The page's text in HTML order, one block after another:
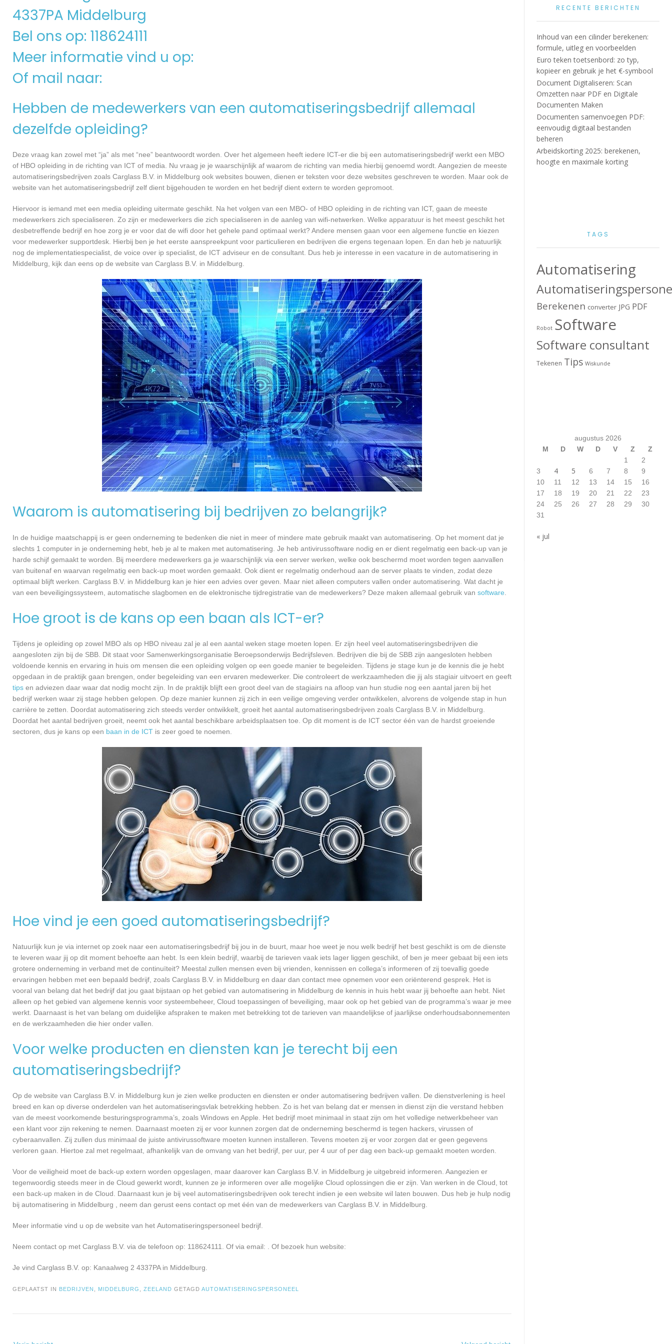
4337PA Middelburg
Bel ons op: 118624111
Meer informatie vind u op:
Of mail naar:
Hebben de medewerkers van een automatiseringsbedrijf allemaal
dezelfde opleiding?
Deze vraag kan zowel met “ja” als met “nee” beantwoordt worden. Over het algemeen heeft iedere ICT-er die bij een automatiseringsbedrijf werkt een MBO
of HBO opleiding in de richting van ICT of media. Nu vraag je je waarschijnlijk af waarom de richting van media hierbij genoemd wordt. Aangezien de meeste
automatiseringsbedrijven zoals Carglass B.V. in Middelburg ook websites bouwen, dienen er teksten voor deze websites geschreven te worden. Maar ook de
website van het automatiseringsbedrijf zelf dient bijgehouden te worden en het bedrijf dient extern te worden gepromoot.
Hiervoor is iemand met een media opleiding uitermate geschikt. Na het volgen van een MBO- of HBO opleiding in de richting van ICT, gaan de meeste
medewerkers zich specialiseren. Zo zijn er medewerkers die zich specialiseren in de aanleg van wifi-netwerken. Welke apparatuur is het meest geschikt het
desbetreffende bedrijf en hoe zorg je er voor dat de wifi door het gehele pand optimaal werkt? Andere mensen gaan voor een algemene functie en kiezen
voor medewerker supportdesk. Hierbij ben je het eerste aanspreekpunt voor particulieren en bedrijven die ergens tegenaan lopen. En dan heb je natuurlijk
nog de implementatiespecialist, de voice over ip specialist, de ICT adviseur en de consultant. Dus heb je interesse in een vacature in de automatisering in
Middelburg, kijk dan eens op de website van Carglass B.V. in Middelburg.
Waarom is automatisering bij bedrijven zo belangrijk?
In de huidige maatschappij is er geen onderneming te bedenken die niet in meer of mindere mate gebruik maakt van automatisering. Op het moment dat je
slechts 1 computer in je onderneming hebt, heb je al te maken met automatisering. Je heb antivirussoftware nodig en er dient regelmatig een back-up van je
harde schijf gemaakt te worden. Bij meerdere medewerkers ga je waarschijnlijk via een server werken, welke ook beschermd moet worden tegen aanvallen
van buitenaf en waarvan regelmatig een back-up moet worden gemaakt. Ook dient er regelmatig onderhoud aan de server plaats te vinden, zodat deze
optimaal blijft werken. Carglass B.V. in Middelburg kan je hier een advies over geven. Maar niet alleen computers vallen onder automatisering. Wat dacht je
van een beveiligingssysteem, automatische slagbomen en de elektronische tijdregistratie van de medewerkers? Deze maken allemaal gebruik van software
Hoe groot is de kans op een baan als ICT-er?
Tijdens je opleiding op zowel MBO als op HBO niveau zal je al een aantal weken stage moeten lopen. Er zijn heel veel automatiseringsbedrijven die
aangesloten zijn bij de SBB. Dit staat voor Samenwerkingsorganisatie Beroepsonderwijs Bedrijfsleven. Bedrijven die bij de SBB zijn aangesloten hebben
voldoende kennis en ervaring in huis om mensen die een opleiding volgen op een goede manier te begeleiden. Tijdens je stage kun je de kennis die je hebt
opgedaan in de praktijk gaan brengen, onder begeleiding van een ervaren medewerker. Die controleert de werkzaamheden die jij als stagiair uitvoert en geeft
tips en adviezen daar waar dat nodig mocht zijn. In de praktijk blijft een groot deel van de stagiairs na afloop van hun studie nog een aantal jaren bij het
bedrijf werken waar zij stage hebben gelopen. Op deze manier kunnen zij zich in een veilige omgeving verder ontwikkelen, alvorens de volgende stap in hun
carrière te zetten. Doordat automatisering zich steeds verder ontwikkelt, groeit het aantal automatiseringsbedrijven zoals Carglass B.V. in Middelburg.
Doordat het aantal bedrijven groeit, neemt ook het aantal beschikbare arbeidsplaatsen toe. Op dit moment is de ICT sector één van de hardst groeiende
sectoren, dus je kans op een baan in de ICT is zeer goed te noemen.
Hoe vind je een goed automatiseringsbedrijf?
Natuurlijk kun je via internet op zoek naar een automatiseringsbedrijf bij jou in de buurt, maar hoe weet je nou welk bedrijf het best geschikt is om de dienste
te leveren waar jij op dit moment behoefte aan hebt. Is een klein bedrijf, waarbij de tarieven vaak iets lager liggen geschikt, of ben je meer gebaat bij een iets
grotere onderneming in verband met de continuïteit? Meestal zullen mensen even bij vrienden, kennissen en collega’s informeren of zij toevallig goede
ervaringen hebben met een bepaald bedrijf, zoals Carglass B.V. in Middelburg en daar dan contact mee opnemen voor een oriënterend gesprek. Het is
vooral van belang dat het bedrijf dat jou gaat bijstaan op het gebied van automatisering in Middelburg de kennis in huis hebt waar jij behoefte aan hebt. Niet
alleen op het gebied van algemene kennis voor systeembeheer, Cloud toepassingen of beveiliging, maar ook op het gebied van de programma’s waar je mee
werkt. Daarnaast is het van belang om duidelijke afspraken te maken met betrekking tot de tarieven van maandelijkse of jaarlijkse onderhoudsabonnementen
en de werkzaamheden die hier onder vallen.
Voor welke producten en diensten kan je terecht bij een
automatiseringsbedrijf?
Op de website van Carglass B.V. in Middelburg kun je zien welke producten en diensten er onder automatisering bedrijven vallen. De dienstverlening is heel
breed en kan op diverse onderdelen van het automatiseringsvlak betrekking hebben. Zo is het van belang dat er mensen in dienst zijn die verstand hebben
van de meest voorkomende besturingsprogramma’s, zoals Windows en Apple. Het bedrijf moet minimaal in staat zijn om het volledige netwerkbeheer van
een klant voor zijn rekening te nemen. Daarnaast moeten zij er voor kunnen zorgen dat de onderneming beschermd is tegen hackers, virussen of
cyberaanvallen. Zij zullen dus minimaal de juiste antivirussoftware moeten kunnen installeren. Tevens moeten zij er voor zorgen dat er geen gegevens
verloren gaan. Hiertoe zal met regelmaat, afhankelijk van de omvang van het bedrijf, per uur, per 4 uur of per dag een back-up gemaakt moeten worden.
Voor de veiligheid moet de back-up extern worden opgeslagen, maar daarover kan Carglass B.V. in Middelburg je uitgebreid informeren. Aangezien er
tegenwoordig steeds meer in de Cloud gewerkt wordt, kunnen ze je informeren over alle mogelijke Cloud oplossingen die er zijn. Van werken in de Cloud, tot
een back-up maken in de Cloud. Daarnaast kun je bij veel automatiseringsbedrijven ook terecht indien je een website wil laten bouwen. Dus heb je hulp nodig
bij automatisering in Middelburg , neem dan gerust eens contact op met één van de medewerkers van Carglass B.V. in Middelburg.
Meer informatie vind u op de website van het Automatiseringspersoneel bedrijf.
Neem contact op met Carglass B.V. via de telefoon op: 118624111. Of via email: . Of bezoek hun website:
Je vind Carglass B.V. op: Kanaalweg 2 4337PA in Middelburg.
GEPLAATST IN BEDRIJVEN MIDDELBURG ZEELAND GETAGD AUTOMATISERINGSPERSONEEL
RECENTE BERICHTEN
Inhoud van een cilinder berekenen:
formule, uitleg en voorbeelden
Euro teken toetsenbord: zo typ,
kopieer en gebruik je het €-symbool
Document Digitaliseren: Scan
Omzetten naar PDF en Digitale
Documenten Maken
Documenten samenvoegen PDF:
eenvoudig digitaal bestanden
beheren
Arbeidskorting 2025: berekenen,
hoogte en maximale korting
TAGS
Automatisering
Berekenen converter JPG PDF
Robot Software
Software consultant
Tekenen Tips Wiskunde
augustus 2026
M
D W D V Z
Z
1
2
3
4 5 6 7 8
9
10
11 12 13 14 15
16
17
18 19 20 21 22
23
24
25 26 27 28 29
30
31
« jul